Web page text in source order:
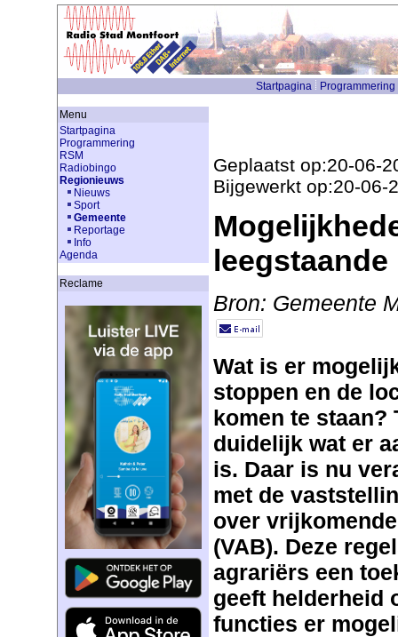
Startpagina Programmering
Menu
Startpagina
Programmering
RSM
Radiobingo
Regionieuws
Nieuws
Sport
Gemeente
Reportage
Info
Agenda
Reclame
Geplaatst op:20-06-
Bijgewerkt op:20-06-
Bron: Gemeente
Wat is er
stoppen en de
komen te staan?
duidelijk wat er
is. Daar is nu
met de
over
(VAB). Deze
agrariërs een
geeft helderheid
functies er